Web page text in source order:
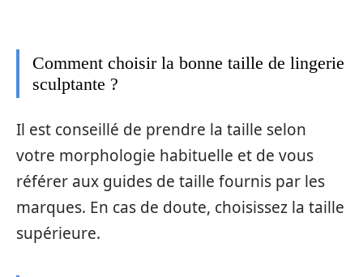
Comment choisir la bonne taille de lingerie
sculptante ?
Il est conseillé de prendre la taille selon
votre morphologie habituelle et de vous
référer aux guides de taille fournis par les
marques. En cas de doute, choisissez la taille
supérieure.